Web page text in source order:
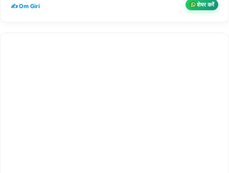
✍️ Om Giri शेयर करें